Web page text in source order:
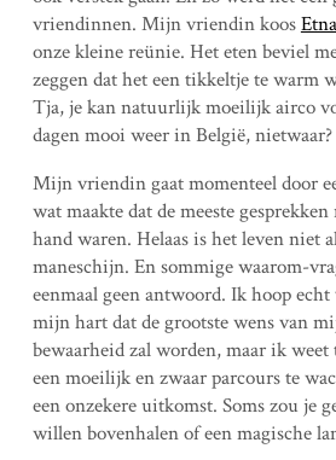
vriendinnen. Mijn vriendin koos
onze kleine reünie. Het eten beviel
zeggen dat het een tikkeltje te warm
Tja, je kan natuurlijk moeilijk airco
dagen mooi weer in België, nietwaar?
Mijn vriendin gaat momenteel door
wat maakte dat de meeste
hand waren. Helaas is het leven niet
maneschijn. En sommige waarom-
eenmaal geen antwoord. Ik hoop
mijn hart dat de grootste wens van
bewaarheid zal worden, maar ik
een moeilijk en zwaar parcours te
een onzekere uitkomst. Soms zou je
willen bovenhalen of een magische